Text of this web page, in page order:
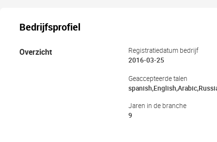
Bedrijfsprofiel
Overzicht
Registratiedatum bedrijf
2016-03-25
Geaccepteerde talen
Jaren in de branche
9